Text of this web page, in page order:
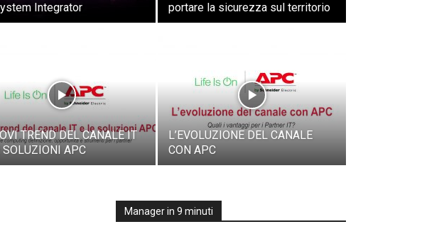
Integrator
portare la sicurezza sul territorio
TREND DEL CANALE IT
SOLUZIONI APC
L’EVOLUZIONE DEL CANALE
CON APC
Manager in 9 minuti